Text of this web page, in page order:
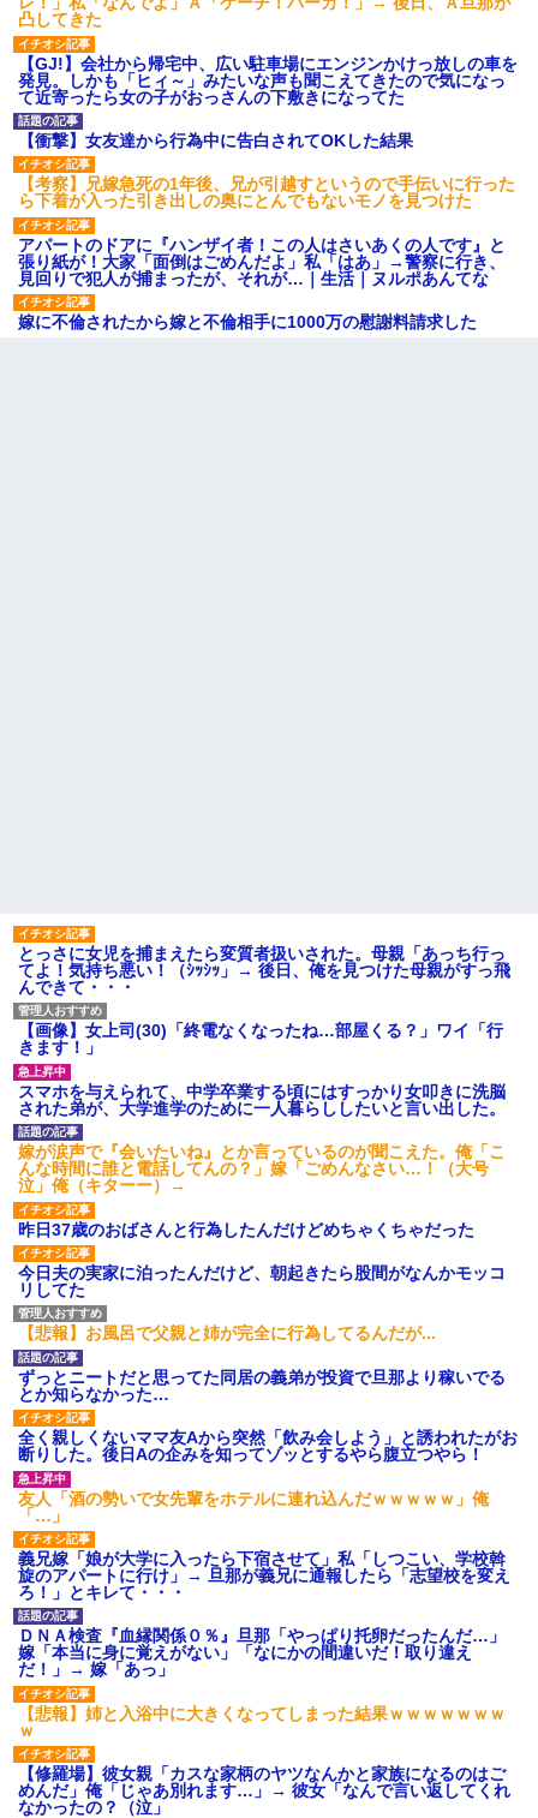
凸してきた
【GJ!】会社から帰宅中、広い駐車場にエンジンかけっ放しの車を
発見。しかも「ヒィ～」みたいな声も聞こえてきたので気になっ
て近寄ったら女の子がおっさんの下敷きになってた
【衝撃】女友達から行為中に告白されてOKした結果
【考察】兄嫁急死の1年後、兄が引越すというので手伝いに行った
ら下着が入った引き出しの奥にとんでもないモノを見つけた
アパートのドアに『ハンザイ者！この人はさいあくの人です』と
張り紙が！大家「面倒はごめんだよ」私「はあ」→警察に行き、
見回りで犯人が捕まったが、それが…｜生活｜ヌルポあんてな
嫁に不倫されたから嫁と不倫相手に1000万の慰謝料請求した
とっさに女児を捕まえたら変質者扱いされた。母親「あっち行っ
てよ！気持ち悪い！（ｼｯｼｯ」→ 後日、俺を見つけた母親がすっ飛
んできて・・・
【画像】女上司(30)「終電なくなったね…部屋くる？」ワイ「行
きます！」
スマホを与えられて、中学卒業する頃にはすっかり女叩きに洗脳
された弟が、大学進学のために一人暮らししたいと言い出した。
嫁が涙声で『会いたいね』とか言っているのが聞こえた。俺「こ
んな時間に誰と電話してんの？」嫁「ごめんなさい…！（大号
泣」俺（キターー）→
昨日37歳のおばさんと行為したんだけどめちゃくちゃだった
今日夫の実家に泊ったんだけど、朝起きたら股間がなんかモッコ
リしてた
【悲報】お風呂で父親と姉が完全に行為してるんだが...
ずっとニートだと思ってた同居の義弟が投資で旦那より稼いでる
とか知らなかった…
全く親しくないママ友Aから突然「飲み会しよう」と誘われたがお
断りした。後日Aの企みを知ってゾッとするやら腹立つやら！
友人「酒の勢いで女先輩をホテルに連れ込んだｗｗｗｗｗ」俺
「…」
義兄嫁「娘が大学に入ったら下宿させて」私「しつこい、学校斡
旋のアパートに行け」→ 旦那が義兄に通報したら「志望校を変え
ろ！」とキレて・・・
ＤＮＡ検査『血縁関係０％』旦那「やっぱり托卵だったんだ…」
嫁「本当に身に覚えがない」「なにかの間違いだ！取り違え
だ！」→ 嫁「あっ」
【悲報】姉と入浴中に大きくなってしまった結果ｗｗｗｗｗｗｗ
ｗ
【修羅場】彼女親「カスな家柄のヤツなんかと家族になるのはご
めんだ」俺「じゃあ別れます…」→ 彼女「なんで言い返してくれ
なかったの？（泣」